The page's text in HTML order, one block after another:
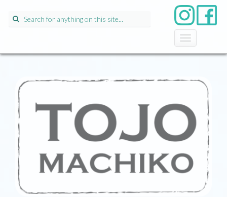
Search
for:
T
o
g
l
a
v
i
g
t
i
n